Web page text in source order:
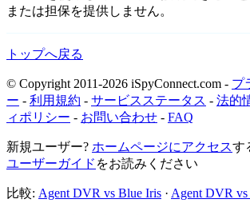
または担保を提供しません。
トップへ戻る
© Copyright 2011-2026 iSpyConnect.com - プ
ー - 利用規約 - サービスステータス - 法的
ィポリシー - お問い合わせ - FAQ
新規ユーザー? ホームページにアクセスす
ユーザーガイド をお読みください
比較: Agent DVR vs Blue Iris · Agent DVR vs